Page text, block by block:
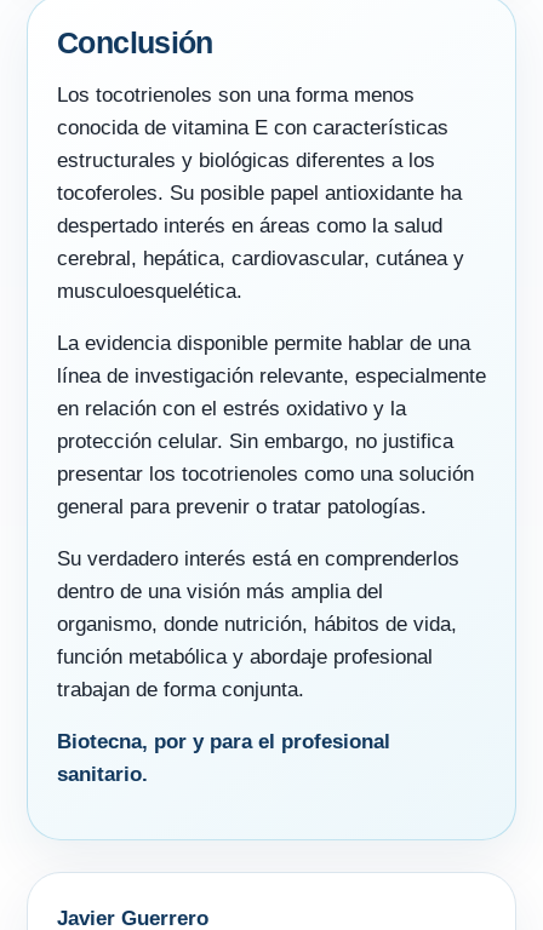
Conclusión
Los tocotrienoles son una forma menos
conocida de vitamina E con características
estructurales y biológicas diferentes a los
tocoferoles. Su posible papel antioxidante ha
despertado interés en áreas como la salud
cerebral, hepática, cardiovascular, cutánea y
musculoesquelética.
La evidencia disponible permite hablar de una
línea de investigación relevante, especialmente
en relación con el estrés oxidativo y la
protección celular. Sin embargo, no justifica
presentar los tocotrienoles como una solución
general para prevenir o tratar patologías.
Su verdadero interés está en comprenderlos
dentro de una visión más amplia del
organismo, donde nutrición, hábitos de vida,
función metabólica y abordaje profesional
trabajan de forma conjunta.
Biotecna, por y para el profesional
sanitario.
Javier Guerrero